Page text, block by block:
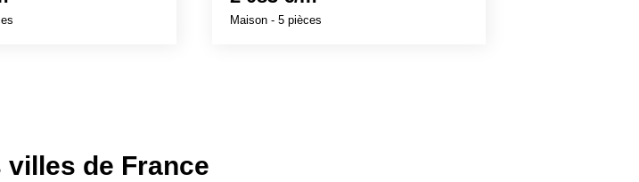
Maison - 5 pièces
villes de France